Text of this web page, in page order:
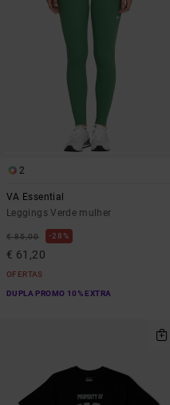
2
VA Essential
Leggings Verde mulher
€ 85,00 28%
€ 61,20
OFERTAS
DUPLA PROMO 10% EXTRA